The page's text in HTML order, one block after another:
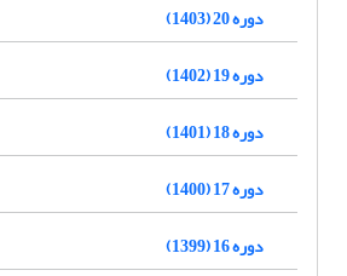
دوره 20 (1403)
دوره 19 (1402)
دوره 18 (1401)
دوره 17 (1400)
دوره 16 (1399)